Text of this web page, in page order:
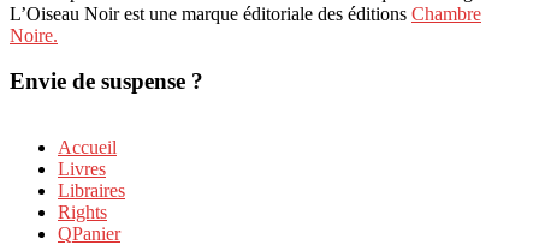
L’Oiseau Noir est une marque éditoriale des éditions Chambre
Noire.
Envie de suspense ?
Accueil
Livres
Libraires
Rights
Panier